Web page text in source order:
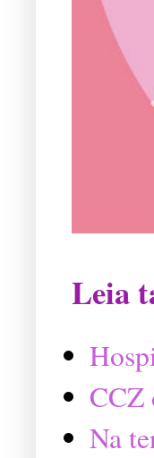
Leia
CCZ
Na